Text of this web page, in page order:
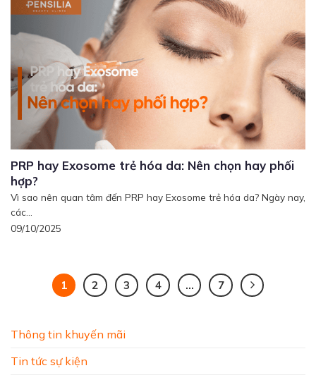
Thông tin khuyến mãi
Tin tức sự kiện
PRP hay Exosome trẻ hóa da: Nên chọn hay phối
hợp?
Vì sao nên quan tâm đến PRP hay Exosome trẻ hóa da? Ngày nay,
các...
09/10/2025
1 2 3 4 … 7